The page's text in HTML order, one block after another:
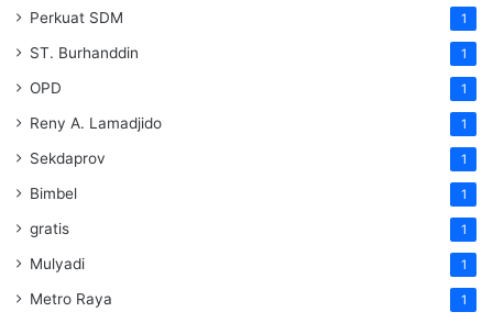
Perkuat SDM 1
ST. Burhanddin 1
OPD 1
Reny A. Lamadjido 1
Sekdaprov 1
Bimbel 1
gratis 1
Mulyadi 1
Metro Raya 1